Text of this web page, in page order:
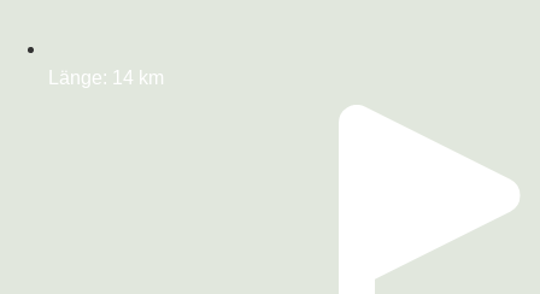
Länge: 14 km